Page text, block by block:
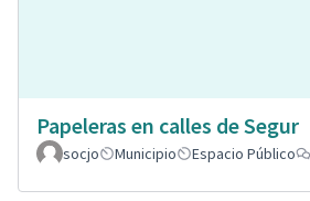
Papeleras en calles de Segur
socjo
Municipio Espacio Público